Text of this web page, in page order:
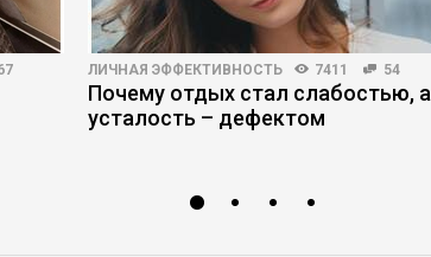
ЛИЧНАЯ ЭФФЕКТИВНОСТЬ 7411 54
Почему отдых стал слабостью, а
усталость – дефектом